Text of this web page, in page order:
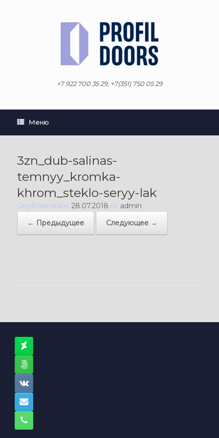
+7 922 700 35 29, +7(351) 750 05 29
Меню
3zn_dub-salinas-
temnyy_kromka-
khrom_steklo-seryy-lak
Опубликовано 28.07.2018 от admin
← Предыдущее
Следующее →